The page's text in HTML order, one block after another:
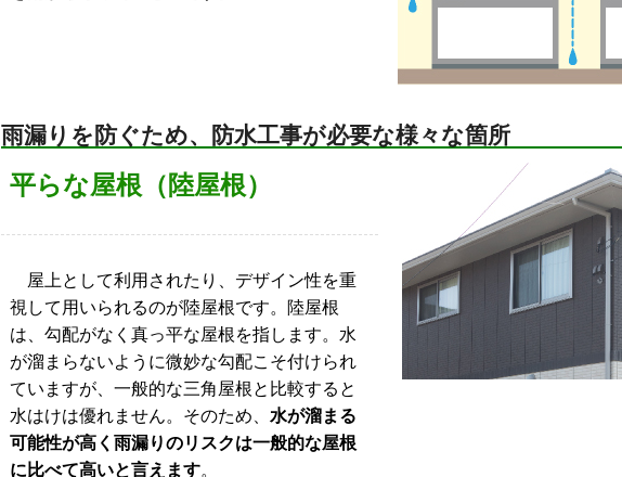
雨漏りを防ぐため、防水工事が必要な様々な箇所
平らな屋根（陸屋根）
屋上として利用されたり、デザイン性を重
視して用いられるのが陸屋根です。陸屋根
は、勾配がなく真っ平な屋根を指します。水
が溜まらないように微妙な勾配こそ付けられ
ていますが、一般的な三角屋根と比較すると
水はけは優れません。そのため、 水が溜まる
可能性が高く雨漏りのリスクは一般的な屋根
に比べて高いと言えます。